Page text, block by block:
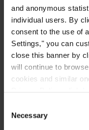
and anonymous
individual users. By
consent to the use of
Settings," you can
close this banner by
will continue to
cookies and similar
Selection
Necessary
empleo; relaciones
Compliance:
programas de
e implementación
investigación y
Pablo Gargano fue
de Derecho de la